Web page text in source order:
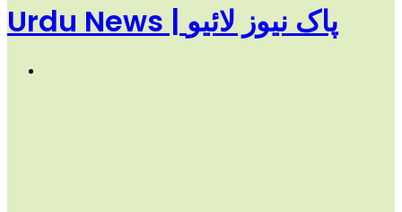
Urdu News | پاک نیوز لائیو